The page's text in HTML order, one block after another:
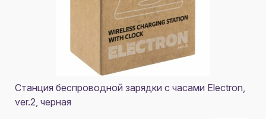
Станция беспроводной зарядки с часами Electron,
ver.2, черная